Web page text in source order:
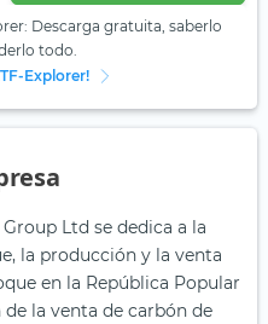
Descarga gratuita, saberlo
todo.
Explorer!
Ltd se dedica a la
la producción y la venta
en la República Popular
la venta de carbón de